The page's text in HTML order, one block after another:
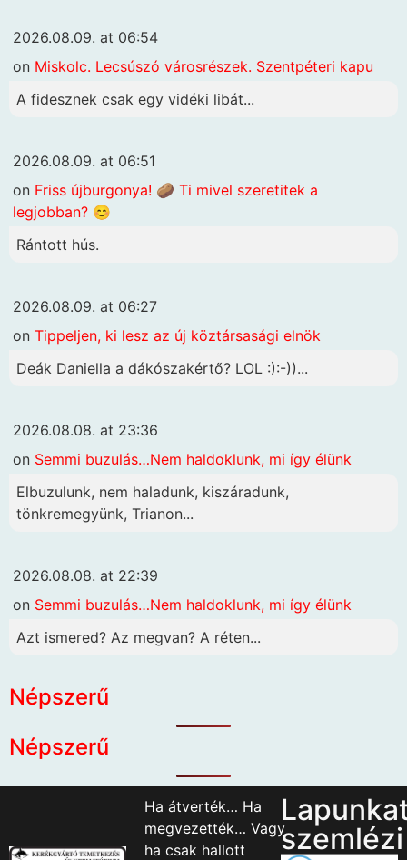
2026.08.09. at 06:54
on Miskolc. Lecsúszó városrészek. Szentpéteri kapu
A fidesznek csak egy vidéki libát...
2026.08.09. at 06:51
on Friss újburgonya! 🥔 Ti mivel szeretitek a
legjobban? 😊
Rántott hús.
2026.08.09. at 06:27
on Tippeljen, ki lesz az új köztársasági elnök
Deák Daniella a dákószakértő? LOL :):-))...
2026.08.08. at 23:36
on Semmi buzulás…Nem haldoklunk, mi így élünk
Elbuzulunk, nem haladunk, kiszáradunk,
tönkremegyünk, Trianon...
2026.08.08. at 22:39
on Semmi buzulás…Nem haldoklunk, mi így élünk
Azt ismered? Az megvan? A réten...
Népszerű
Népszerű
Ha átverték… Ha
megvezették… Vagy
ha csak hallott
szemlézi